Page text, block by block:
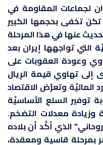
لجماعات المقاومة في
تخفى بحجمها الكبير
عنها في هذا المرحلة
التي تواجهها إيران بعد
وعودة العقوبات على
إلى تهاوي قيمة الرِيال
الماليَّة وتعرُّض الاقتصاد
توفير السلع الأساسيَّة
وزيادة معدلات التضخم.
الذي أكَّد أن بلاده
بمرحلة قاسية ومعقدة،